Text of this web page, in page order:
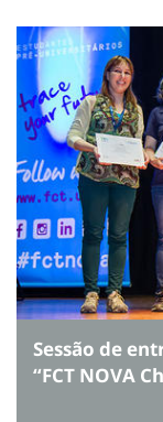
Sessão de
“FCT NOVA